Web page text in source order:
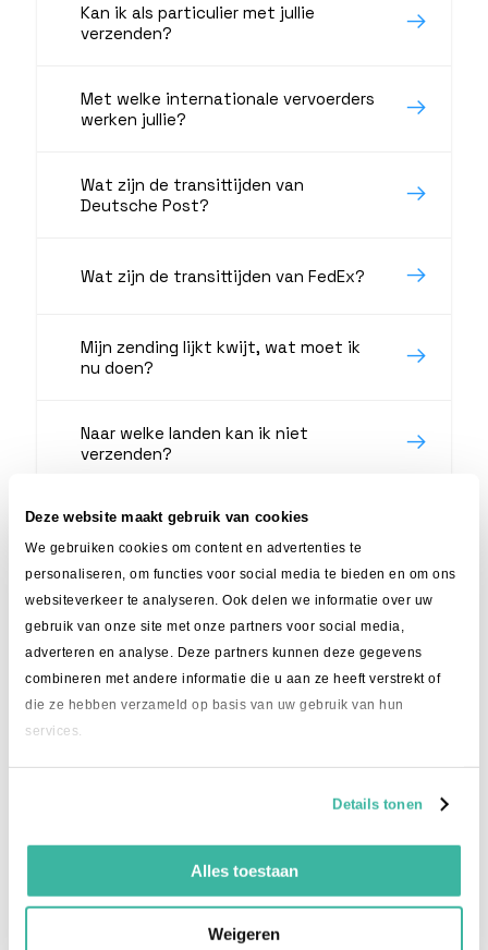
Deze website maakt gebruik van cookies
We gebruiken cookies om content en advertenties te
personaliseren, om functies voor social media te bieden en om ons
websiteverkeer te analyseren. Ook delen we informatie over uw
gebruik van onze site met onze partners voor social media,
adverteren en analyse. Deze partners kunnen deze gegevens
combineren met andere informatie die u aan ze heeft verstrekt of
die ze hebben verzameld op basis van uw gebruik van hun
services.
Details tonen
Alles toestaan
Weigeren
Kan ik als particulier met jullie
verzenden?
Met welke internationale vervoerders
werken jullie?
Wat zijn de transittijden van
Deutsche Post?
Wat zijn de transittijden van FedEx?
Mijn zending lijkt kwijt, wat moet ik
nu doen?
Naar welke landen kan ik niet
verzenden?
Naar welke landen kan ik met DPD
verzenden?
Staat je vraag er niet
tussen?
085 - 070 3796